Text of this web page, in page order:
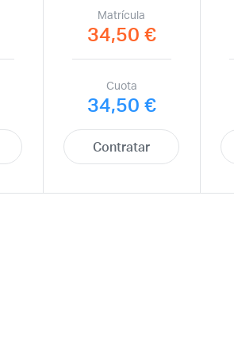
Acceso socios
Matrícula
34,50 €
Cuota
34,50 €
Contratar